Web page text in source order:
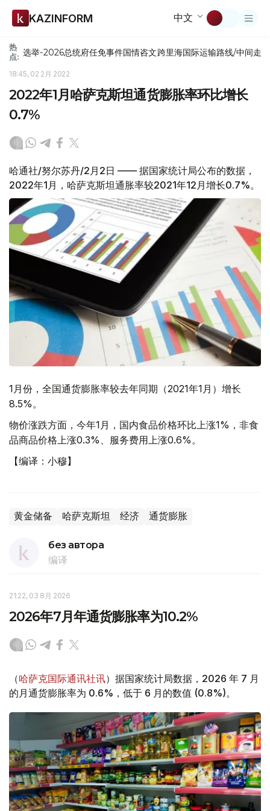
KAZINFORM 中文
热
点: 选举-2026总统府任免事件国情咨文跨里海国际运输路线/中间走廊
18:45, 02 2月 2022
2022年1月哈萨克斯坦通货膨胀率环比增长
0.7%
哈通社/努尔苏丹/2月2日 —— 据国家统计局公布的数据，
2022年1月，哈萨克斯坦通胀率较2021年12月增长0.7%。
1月份，全国通货膨胀率较去年同期（2021年1月）增长
8.5%。
物价涨跌方面，今年1月，国内食品价格环比上涨1%，非食
品商品价格上涨0.3%、服务费用上涨0.6%。
【编译：小穆】
黄金储备 哈萨克斯坦 经济 通货膨胀
без автора
编译
21:22, 03 8月 2026
2026年7月年通货膨胀率为10.2%
（哈萨克国际通讯社讯）据国家统计局数据，2026 年 7 月
的月通货膨胀率为 0.6%，低于 6 月的数值 (0.8%)。